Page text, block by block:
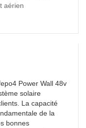
aérien
Power Wall 48v
solaire
La capacité
de la
bonnes